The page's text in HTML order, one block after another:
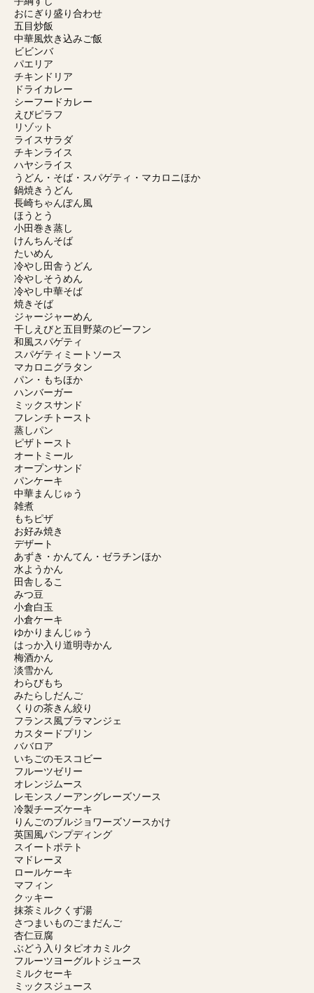
おにぎり盛り合わせ
五目炒飯
中華風炊き込みご飯
ビビンバ
パエリア
チキンドリア
ドライカレー
シーフードカレー
えびピラフ
リゾット
ライスサラダ
チキンライス
ハヤシライス
うどん・そば・スパゲティ・マカロニほか
鍋焼きうどん
長崎ちゃんぽん風
ほうとう
小田巻き蒸し
けんちんそば
たいめん
冷やし田舎うどん
冷やしそうめん
冷やし中華そば
焼きそば
ジャージャーめん
干しえびと五目野菜のビーフン
和風スパゲティ
スパゲティミートソース
マカロニグラタン
パン・もちほか
ハンバーガー
ミックスサンド
フレンチトースト
蒸しパン
ピザトースト
オートミール
オープンサンド
パンケーキ
中華まんじゅう
雑煮
もちピザ
お好み焼き
デザート
あずき・かんてん・ゼラチンほか
水ようかん
田舎しるこ
みつ豆
小倉白玉
小倉ケーキ
ゆかりまんじゅう
はっか入り道明寺かん
梅酒かん
淡雪かん
わらびもち
みたらしだんご
くりの茶きん絞り
フランス風ブラマンジェ
カスタードプリン
ババロア
いちごのモスコビー
フルーツゼリー
オレンジムース
レモンスノーアングレーズソース
冷製チーズケーキ
りんごのブルジョワーズソースかけ
英国風パンプディング
スイートポテト
マドレーヌ
ロールケーキ
マフィン
クッキー
抹茶ミルクくず湯
さつまいものごまだんご
杏仁豆腐
ぶどう入りタピオカミルク
フルーツヨーグルトジュース
ミルクセーキ
ミックスジュース